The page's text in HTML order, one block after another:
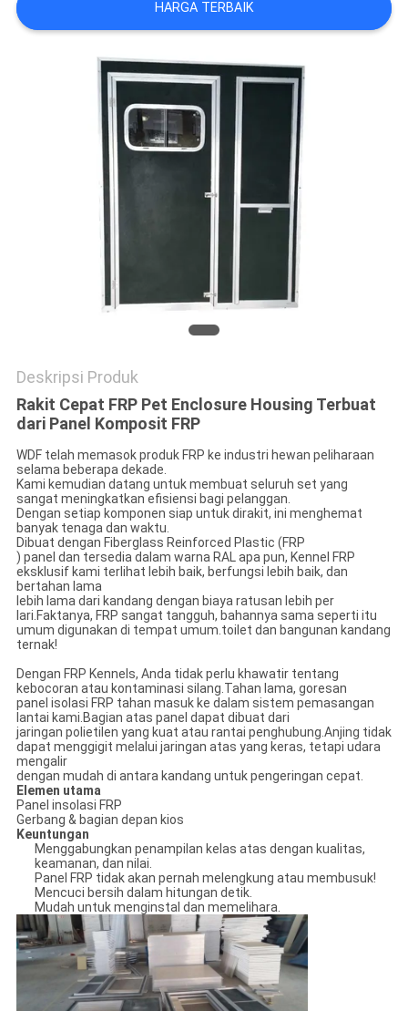
KEBIJAKAN
HARGA TERBAIK
Deskripsi Produk
Rakit Cepat FRP Pet Enclosure Housing Terbuat
dari Panel Komposit FRP
WDF telah memasok produk FRP ke industri hewan peliharaan
selama beberapa dekade.
Kami kemudian datang untuk membuat seluruh set yang
sangat meningkatkan efisiensi bagi pelanggan.
Dengan setiap komponen siap untuk dirakit, ini menghemat
banyak tenaga dan waktu.
Dibuat dengan Fiberglass Reinforced Plastic (FRP
) panel dan tersedia dalam warna RAL apa pun, Kennel FRP
eksklusif kami terlihat lebih baik, berfungsi lebih baik, dan
bertahan lama
lebih lama dari kandang dengan biaya ratusan lebih per
lari.Faktanya, FRP sangat tangguh, bahannya sama seperti itu
umum digunakan di tempat umum.toilet dan bangunan kandang
ternak!
Dengan FRP Kennels, Anda tidak perlu khawatir tentang
kebocoran atau kontaminasi silang.Tahan lama, goresan
panel isolasi FRP tahan masuk ke dalam sistem pemasangan
lantai kami.Bagian atas panel dapat dibuat dari
jaringan polietilen yang kuat atau rantai penghubung.Anjing tidak
dapat menggigit melalui jaringan atas yang keras, tetapi udara
mengalir
dengan mudah di antara kandang untuk pengeringan cepat.
Elemen utama
Panel insolasi FRP
Gerbang & bagian depan kios
Keuntungan
Menggabungkan penampilan kelas atas dengan kualitas,
keamanan, dan nilai.
Panel FRP tidak akan pernah melengkung atau membusuk!
Mencuci bersih dalam hitungan detik.
Mudah untuk menginstal dan memelihara.